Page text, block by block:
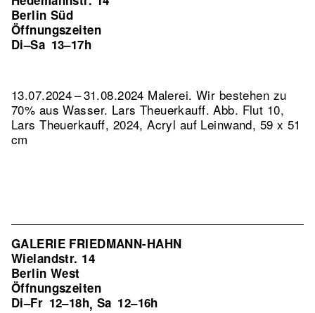
Berlin Süd
Öffnungszeiten
Di–Sa 13–17h
13.07.2024 – 31.08.2024 Malerei. Wir bestehen zu
70% aus Wasser. Lars Theuerkauff.Abb. Flut 10,
Lars Theuerkauff, 2024, Acryl auf Leinwand, 59 x 51
cm
GALERIE FRIEDMANN-HAHN
Wielandstr. 14
Berlin West
Öffnungszeiten
Di–Fr 12–18h, Sa 12–16h